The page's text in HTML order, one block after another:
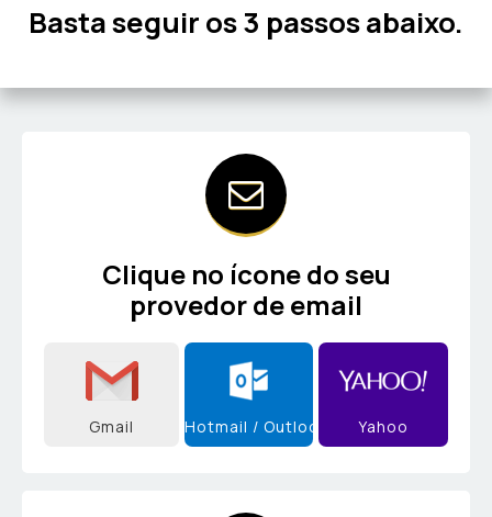
Basta seguir os 3 passos abaixo.
Clique no ícone do seu
provedor de email
Gmail Hotmail / Outlook Yahoo